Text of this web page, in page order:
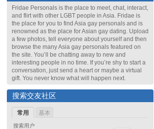
Fridae Personals is the place to meet, chat, interact,
and flirt with other LGBT people in Asia. Fridae is
the place for you to find Asia gay personals and is
renowned as the place for Asian gay dating. Upload
a few photos, tell everyone about yourself and then
browse the many Asia gay personals featured on
the site. You’ll be chatting away to new and
interesting people in no time. If you’re shy to start a
conversation, just send a heart or maybe a virtual
gift. You never know what will happen next.
搜索交友社区
常用 基本
搜索用户